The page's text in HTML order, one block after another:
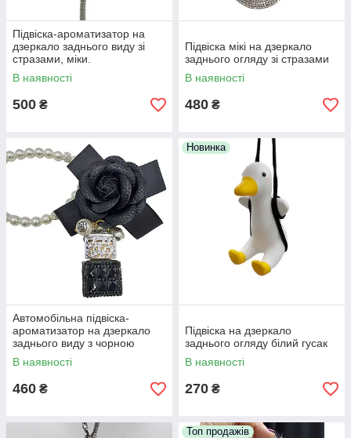
Підвіска-ароматизатор на
дзеркало заднього виду зі
стразами, міки.
В наявності
500 ₴
Підвіска мікі на дзеркало
заднього огляду зі стразами
В наявності
480 ₴
Автомобільна підвіска-
ароматизатор на дзеркало
заднього виду з чорною
квіткою
В наявності
460 ₴
Новинка
Підвіска на дзеркало
заднього огляду білий гусак
В наявності
270 ₴
Топ продажів